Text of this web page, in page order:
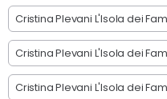
Cristina Plevani L'Isola dei
Cristina Plevani L'Isola dei
Cristina Plevani L'Isola dei